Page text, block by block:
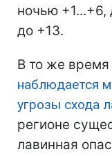
ночью
до +13.
В то же время
наблюдается
угрозы схода
регионе
лавинная